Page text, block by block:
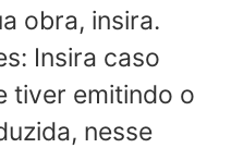
obra, insira.
Insira caso
tiver emitindo o
nesse